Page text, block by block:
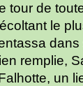
tour de
le
dans
remplie,
un